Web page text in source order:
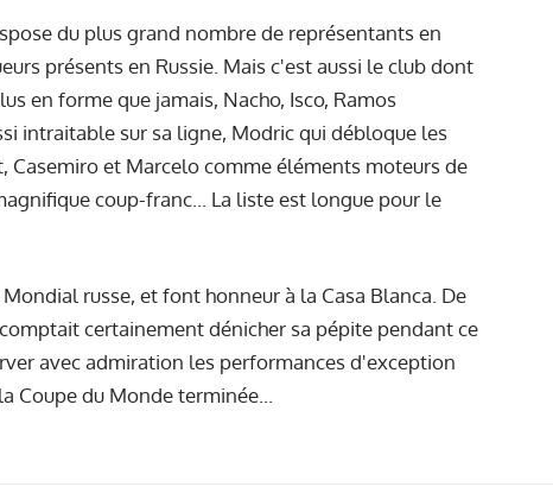
du plus grand nombre de représentants en
présents en Russie. Mais c'est aussi le club dont
en forme que jamais, Nacho, Isco, Ramos
intraitable sur sa ligne, Modric qui débloque les
Casemiro et Marcelo comme éléments moteurs de
coup-franc... La liste est longue pour le
russe, et font honneur à la Casa Blanca. De
certainement dénicher sa pépite pendant ce
avec admiration les performancesd'exception
Coupe du Monde terminée...